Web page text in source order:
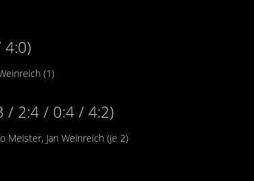
(1)
/ 2:4 / 0:4 / 4:2)
Meister, Jan Weinreich (je 2)